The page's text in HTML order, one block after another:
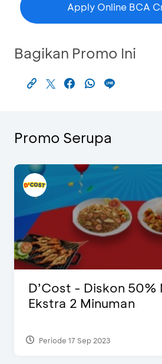
Apply Online BCA
Bagikan Promo Ini
Promo Serupa
D’Cost - Diskon 50%
Ekstra 2 Minuman
Periode 17 Sep 2023